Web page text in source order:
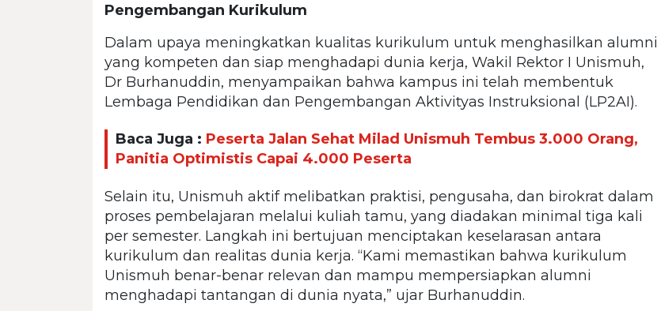
Pengembangan Kurikulum
Dalam upaya meningkatkan kualitas kurikulum untuk menghasilkan alumni
yang kompeten dan siap menghadapi dunia kerja, Wakil Rektor I Unismuh,
Dr Burhanuddin, menyampaikan bahwa kampus ini telah membentuk
Lembaga Pendidikan dan Pengembangan Aktivityas Instruksional (LP2AI).
Baca Juga : Peserta Jalan Sehat Milad Unismuh Tembus 3.000 Orang,
Panitia Optimistis Capai 4.000 Peserta
Selain itu, Unismuh aktif melibatkan praktisi, pengusaha, dan birokrat dalam
proses pembelajaran melalui kuliah tamu, yang diadakan minimal tiga kali
per semester. Langkah ini bertujuan menciptakan keselarasan antara
kurikulum dan realitas dunia kerja. “Kami memastikan bahwa kurikulum
Unismuh benar-benar relevan dan mampu mempersiapkan alumni
menghadapi tantangan di dunia nyata,” ujar Burhanuddin.